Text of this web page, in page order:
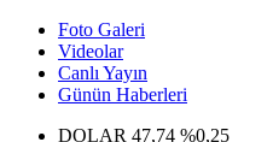
Foto Galeri
Videolar
Canlı Yayın
Günün Haberleri
DOLAR 47,74 %0,25